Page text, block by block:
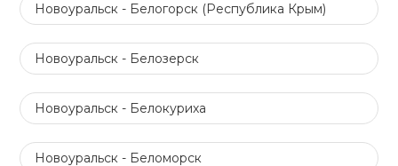
Новоуральск - Белогорск (Республика Крым)
Новоуральск - Белозерск
Новоуральск - Белокуриха
Новоуральск - Беломорск